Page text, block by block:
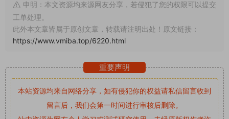
申明：本文资源均来源网友分享，若侵犯了您的权限可以提交
工单处理。
此外本文章皆属于原创文章，转载请注明出处！原文链接：
https://www.vmiba.top/6220.html
重要声明
本站资源均来自网络分享，如有侵犯你的权益请私信留言收到
留言后，我们会第一时间进行审核后删除。